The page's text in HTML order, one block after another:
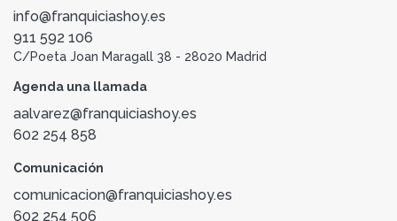
info@franquiciashoy.es
911 592 106
C/Poeta Joan Maragall 38 - 28020 Madrid
Agenda una llamada
aalvarez@franquiciashoy.es
602 254 858
Comunicación
comunicacion@franquiciashoy.es
602 254 506